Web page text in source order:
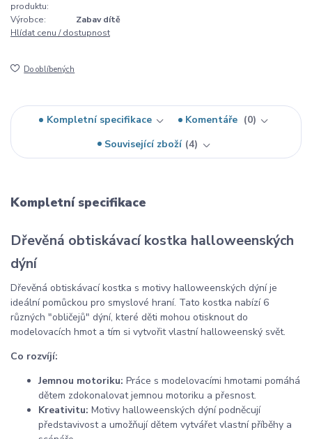
produktu:
Výrobce:
Zabav dítě
Hlídat cenu / dostupnost
Do oblíbených
Kompletní specifikace Komentáře
0
Související zboží 4
Kompletní specifikace
Dřevěná obtiskávací kostka halloweenských
dýní
Dřevěná obtiskávací kostka s motivy halloweenských dýní je
ideální pomůckou pro smyslové hraní. Tato kostka nabízí 6
různých "obličejů" dýní, které děti mohou otisknout do
modelovacích hmot a tím si vytvořit vlastní halloweenský svět.
Co rozvíjí:
Jemnou motoriku: Práce s modelovacími hmotami pomáhá
dětem zdokonalovat jemnou motoriku a přesnost.
Kreativitu: Motivy halloweenských dýní podněcují
představivost a umožňují dětem vytvářet vlastní příběhy a